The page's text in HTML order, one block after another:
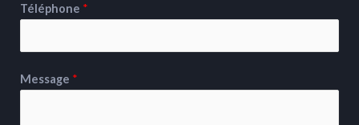
Téléphone *
Message *